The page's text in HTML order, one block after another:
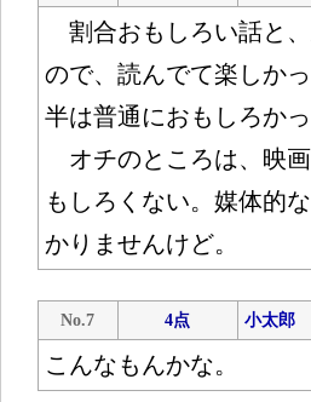
割合おもしろい話と
ので、読んでて楽しか
半は普通におもしろかっ
オチのところは、映
もしろくない。媒体的
かりませんけど。
No.7 4点 小太郎
こんなもんかな。